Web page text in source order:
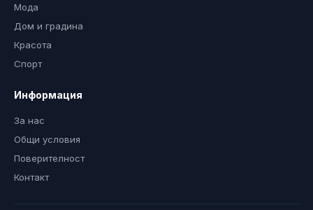
Мода
Дом и градина
Красота
Спорт
Информация
За нас
Общи условия
Поверителност
Контакт